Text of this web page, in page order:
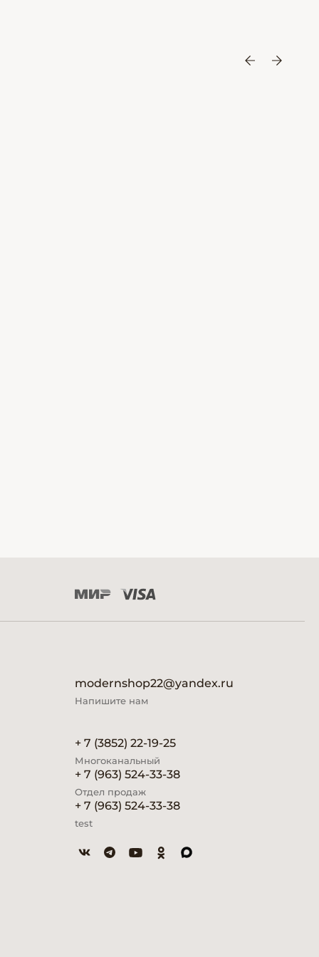
modernshop22@yandex.ru
Напишите нам
+ 7 (3852) 22-19-25
Многоканальный
+ 7 (963) 524-33-38
Отдел продаж
+ 7 (963) 524-33-38
test